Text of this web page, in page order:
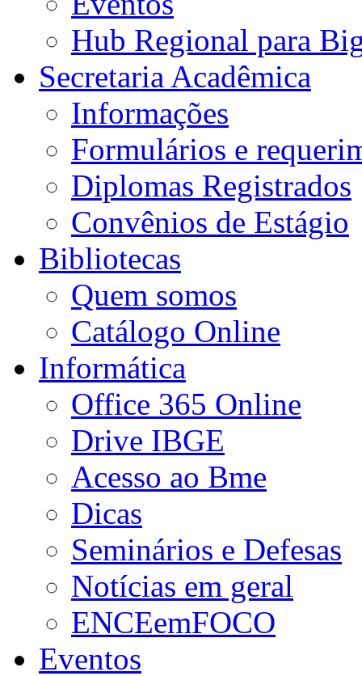
Hub Regional para
Secretaria Acadêmica
Informações
Formulários e
Diplomas Registrados
Convênios de Estágio
Bibliotecas
Quem somos
Catálogo Online
Informática
Office 365 Online
Drive IBGE
Acesso ao Bme
Dicas
Seminários e Defesas
Notícias em geral
ENCEemFOCO
Eventos